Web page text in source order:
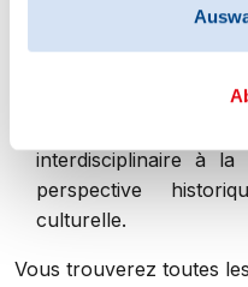
interdisciplinaire à
perspective
culturelle.
Vous trouverez toutes